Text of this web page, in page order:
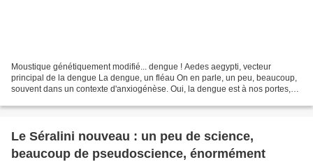
Moustique génétiquement modifié... dengue ! Aedes aegypti, vecteur
principal de la dengue La dengue, un fléau On en parle, un peu, beaucoup,
souvent dans un contexte d'anxiogénèse. Oui, la dengue est à nos portes,
Le Séralini nouveau : un peu de science,
beaucoup de pseudoscience, énormément